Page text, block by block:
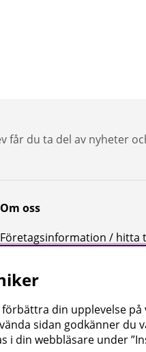
får du ta del av nyheter
Om oss
Företagsinformation / hitta
din upplevelse
sidan godkänner du
i din webbläsare under